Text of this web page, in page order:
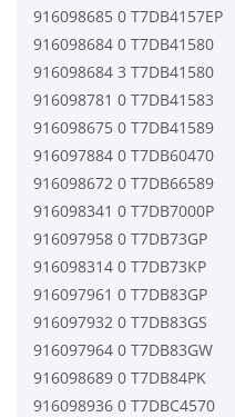
916098685 0 T7DB4157EP
916098684 0 T7DB41580
916098684 3 T7DB41580
916098781 0 T7DB41583
916098675 0 T7DB41589
916097884 0 T7DB60470
916098672 0 T7DB66589
916098341 0 T7DB7000P
916097958 0 T7DB73GP
916098314 0 T7DB73KP
916097961 0 T7DB83GP
916097932 0 T7DB83GS
916097964 0 T7DB83GW
916098689 0 T7DB84PK
916098936 0 T7DBC4570